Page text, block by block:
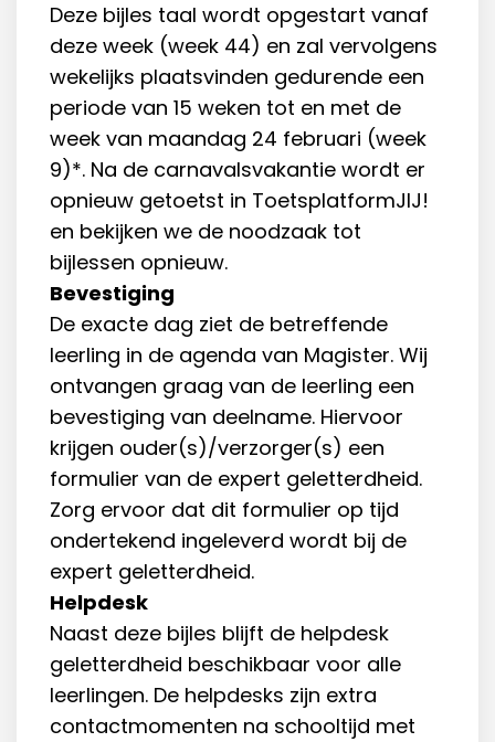
Deze bijles taal wordt opgestart vanaf
deze week (week 44) en zal vervolgens
wekelijks plaatsvinden gedurende een
periode van 15 weken tot en met de
week van maandag 24 februari (week
9)*. Na de carnavalsvakantie wordt er
opnieuw getoetst in ToetsplatformJIJ!
en bekijken we de noodzaak tot
bijlessen opnieuw.
Bevestiging
De exacte dag ziet de betreffende
leerling in de agenda van Magister. Wij
ontvangen graag van de leerling een
bevestiging van deelname. Hiervoor
krijgen ouder(s)/verzorger(s) een
formulier van de expert geletterdheid.
Zorg ervoor dat dit formulier op tijd
ondertekend ingeleverd wordt bij de
expert geletterdheid.
Helpdesk
Naast deze bijles blijft de helpdesk
geletterdheid beschikbaar voor alle
leerlingen. De helpdesks zijn extra
contactmomenten na schooltijd met